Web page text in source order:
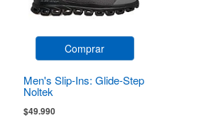
Comprar
Men's Slip-Ins: Glide-Step
Noltek
$49.990